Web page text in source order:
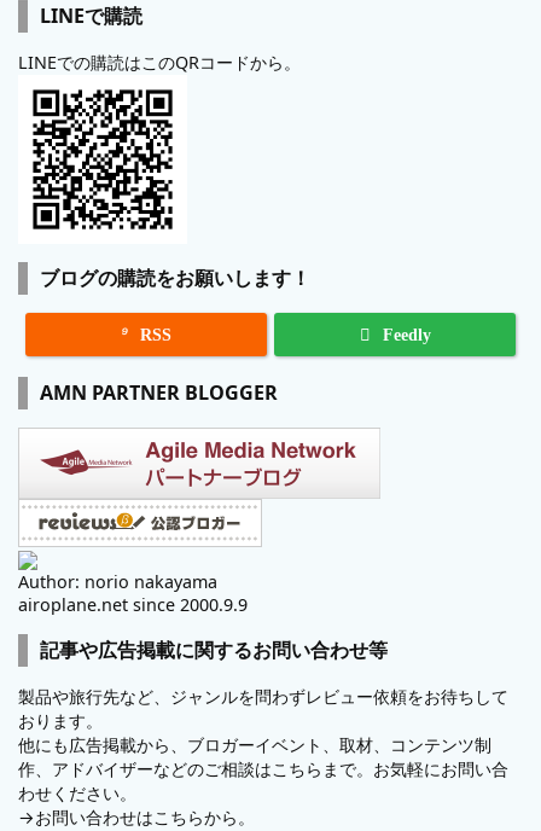
LINEで購読
LINEでの購読はこのQRコードから。
ブログの購読をお願いします！
 RSS Feedly
AMN PARTNER BLOGGER
Author: norio nakayama
airoplane.net since 2000.9.9
記事や広告掲載に関するお問い合わせ等
製品や旅行先など、ジャンルを問わずレビュー依頼をお待ちして
おります。
他にも広告掲載から、ブロガーイベント、取材、コンテンツ制
作、アドバイザーなどのご相談はこちらまで。お気軽にお問い合
わせください。
→お問い合わせはこちらから。